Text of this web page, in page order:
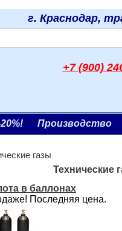
г. Краснодар,
+7 (900)
Производство
газы
Технические
в баллонах
Последняя цена.